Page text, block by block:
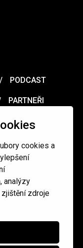
cookies a
analýzy
zdroje
PODCAST
PARTNEŘI
podmínky